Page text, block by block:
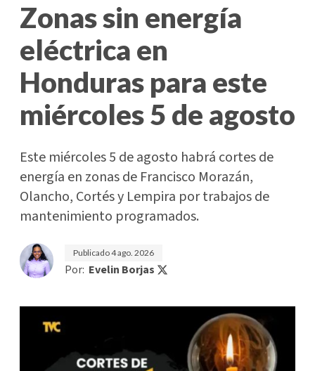
Zonas sin energía
eléctrica en
Honduras para este
miércoles 5 de agosto
Este miércoles 5 de agosto habrá cortes de
energía en zonas de Francisco Morazán,
Olancho, Cortés y Lempira por trabajos de
mantenimiento programados.
Publicado4 ago. 2026
Por: Evelin Borjas